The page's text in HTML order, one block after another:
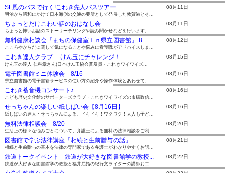
SL風のバスで行く!これき先人バスツアー 08月11日
明治から昭和にかけて日本海側の交通の要所として発展した敦賀港とそ...
ちょっとだけこわい話のおはなし会 08月11日
ちょっと怖いお話のストーリーテリングや読み聞かせなどを行います。
無料健康相談会「まちの保健室ｉｎ県立図書館」 8... 08月12日
こころやからだに関して気になることや悩みに看護職がアドバイスしま...
これき達人クラブ けん玉にチャレンジ！ 08月15日
けん玉の達人 仁科章さん(日本けん玉協会普及員・これきワイワイズ...
電子図書館ミニ体験会 8/16 08月16日
県立図書館の電子書籍サービスの使い方の紹介や操作体験とあわせて、...
これき蓄音機コンサート♪ 08月16日
こども歴史文化館のサポーターズクラブ・これきワイワイズの市橋政信...
せっちゃんの楽しい紙しばい会【8月16日】 08月16日
紙しばいの達人・せっちゃんによる、ドキドキ！ワクワク！大人も子ど...
無料法律相談会 8/20 08月20日
生活上の様々な悩みごとについて、弁護士による無料の法律相談をご利...
図書館で学ぶ法律講座「相続と生前贈与の話」 08月21日
相続と生前贈与の基本を法律の専門家である弁護士がわかりやすくお話...
鉄道トークイベント 鉄道が大好きな図書館学の教授... 08月22日
鉄道が大好きな図書館学の教授と福井屈指の紀行文ライターの講師お二...